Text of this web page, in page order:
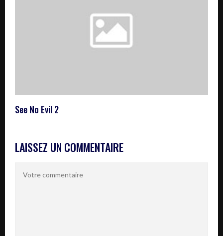
See No Evil 2
LAISSEZ UN COMMENTAIRE